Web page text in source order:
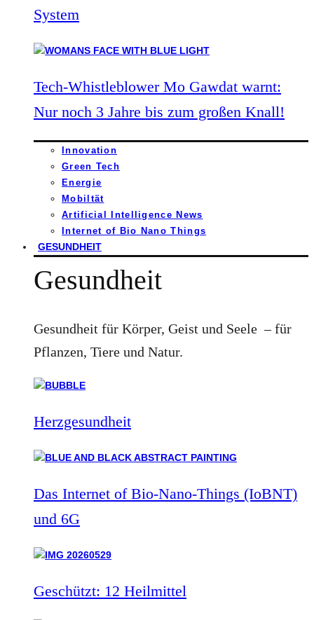
System
Tech-Whistleblower Mo Gawdat warnt:
Nur noch 3 Jahre bis zum großen Knall!
Innovation
Green Tech
Energie
Mobiltät
Artificial Intelligence News
Internet of Bio Nano Things
GESUNDHEIT
Gesundheit
Gesundheit für Körper, Geist und Seele – für
Pflanzen, Tiere und Natur.
Herzgesundheit
Das Internet of Bio-Nano-Things (IoBNT)
und 6G
Geschützt: 12 Heilmittel